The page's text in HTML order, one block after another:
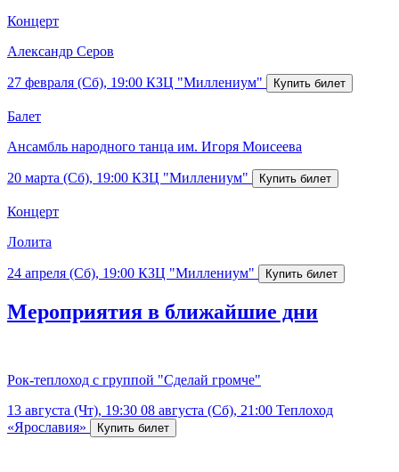
Концерт
Александр Серов
27 февраля (Сб), 19:00 КЗЦ "Миллениум"
Балет
Ансамбль народного танца им. Игоря Моисеева
20 марта (Сб), 19:00 КЗЦ "Миллениум"
Концерт
Лолита
24 апреля (Сб), 19:00 КЗЦ "Миллениум"
Мероприятия в ближайшие дни
Рок-теплоход с группой "Сделай громче"
13 августа (Чт), 19:30 08 августа (Сб), 21:00 Теплоход
«Ярославия»